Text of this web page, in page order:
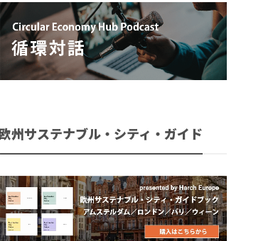
欧州サステナブル・シティ・ガイド